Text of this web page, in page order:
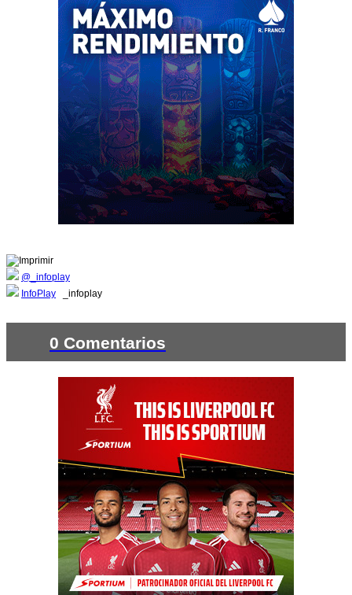
@_infoplay
InfoPlay _infoplay
0 Comentarios